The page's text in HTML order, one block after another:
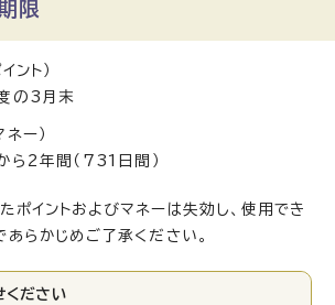
限
ント）
の3月末
ー）
ら2年間（731日間）
ポイントおよびマネーは失効し、使用でき
あらかじめご了承ください。
ください